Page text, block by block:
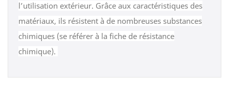
l’utilisation extérieur. Grâce aux caractéristiques des
matériaux, ils résistent à de nombreuses substances
chimiques (se référer à la fiche de résistance
chimique).